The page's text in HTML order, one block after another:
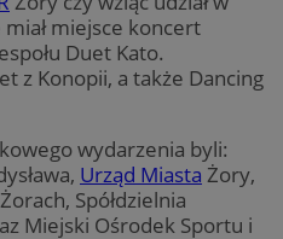
miejsce koncert
Duet Kato.
z Konopii, a także Dancing
wydarzenia byli:
Urząd Miasta Żory,
Spółdzielnia
Miejski Ośrodek Sportu i